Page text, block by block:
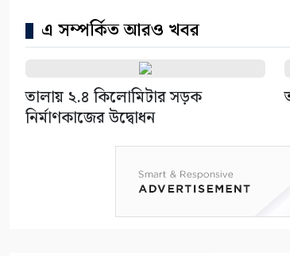
এ সম্পর্কিত আরও খবর
তালায় ২.৪ কিলোমিটার সড়ক
নির্মাণকাজের উদ্বোধন